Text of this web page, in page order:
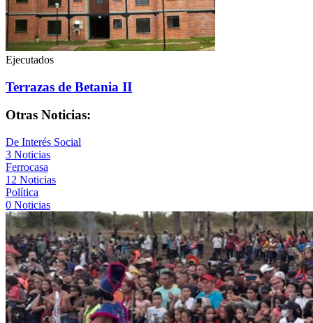
Ejecutados
Terrazas de Betania II
Otras Noticias:
De Interés Social
3 Noticias
Ferrocasa
12 Noticias
Política
0 Noticias